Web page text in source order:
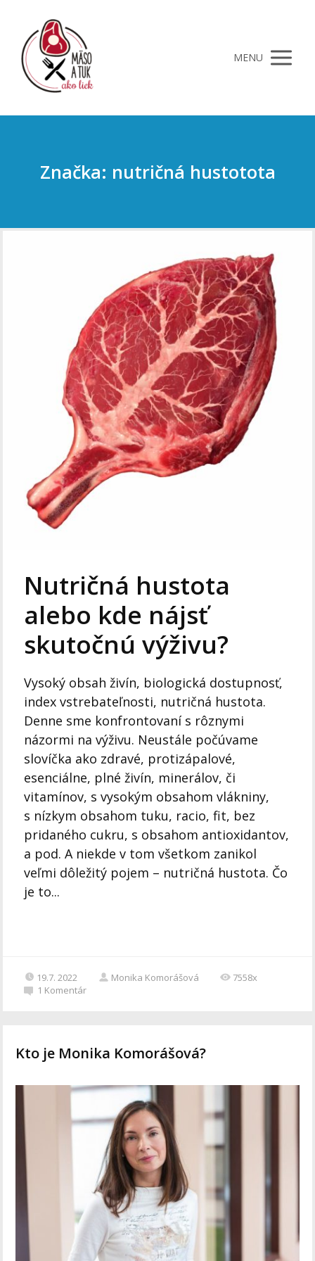
MENU
Značka: nutričná hustotota
Nutričná hustota
alebo kde nájsť
skutočnú výživu?
Vysoký obsah živín, biologická dostupnosť,
index vstrebateľnosti, nutričná hustota.
Denne sme konfrontovaní s rôznymi
názormi na výživu. Neustále počúvame
slovíčka ako zdravé, protizápalové,
esenciálne, plné živín, minerálov, či
vitamínov, s vysokým obsahom vlákniny,
s nízkym obsahom tuku, racio, fit, bez
pridaného cukru, s obsahom antioxidantov,
a pod. A niekde v tom všetkom zanikol
veľmi dôležitý pojem – nutričná hustota. Čo
je to...
19.7. 2022 Monika Komorášová
7558x
1 Komentár
Kto je Monika Komorášová?